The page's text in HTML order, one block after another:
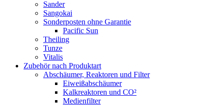
Sander
Sangokai
Sonderposten ohne Garantie
Pacific Sun
Theiling
Tunze
Vitalis
Zubehör nach Produktart
Abschäumer, Reaktoren und Filter
Eiweißabschäumer
Kalkreaktoren und CO²
Medienfilter